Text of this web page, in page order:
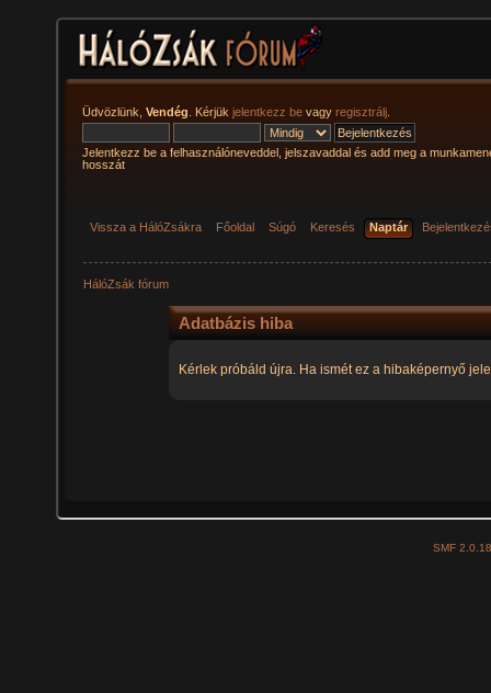
Üdvözlünk, Vendég . Kérjük jelentkezz be vagy regisztrálj
Jelentkezz be a felhasználóneveddel, jelszavaddal és add meg a
hosszát
Vissza a HálóZsákra Főoldal Súgó Keresés Naptár
HálóZsák fórum
Adatbázis hiba
Kérlek próbáld újra. Ha ismét ez a hibaképernyő
SMF 2.0.18